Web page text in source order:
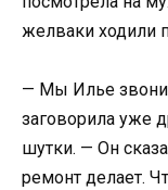
желваки ходили
— Мы Илье
заговорила уже
шутки. — Он
ремонт делает.